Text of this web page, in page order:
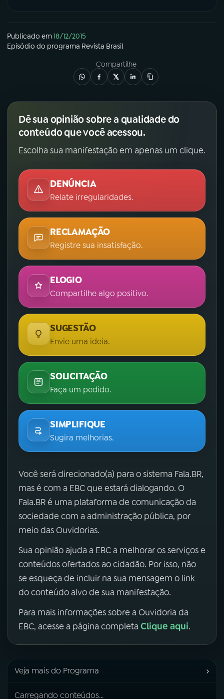
Publicado em18/12/2015
Episódio do programa Revista Brasil
Compartilhe
Dê sua opinião sobre a qualidade do
conteúdo que você acessou.
Escolha sua manifestação em apenas um clique.
DENÚNCIA
Relate irregularidades.
RECLAMAÇÃO
Registre sua insatisfação.
ELOGIO
Compartilhe algo positivo.
SUGESTÃO
Envie uma ideia.
SOLICITAÇÃO
Faça um pedido.
SIMPLIFIQUE
Sugira melhorias.
Você será direcionado(a) para o sistema Fala.BR,
mas é com a EBC que estará dialogando. O
Fala.BR é uma plataforma de comunicação da
sociedade com a administração pública, por
meio das Ouvidorias.
Sua opinião ajuda a EBC a melhorar os serviços e
conteúdos ofertados ao cidadão. Por isso, não
se esqueça de incluir na sua mensagem o link
do conteúdo alvo de sua manifestação.
Para mais informações sobre a Ouvidoria da
EBC, acesse a página completa Clique aqui.
Veja mais do Programa ›
Carregando conteúdos...